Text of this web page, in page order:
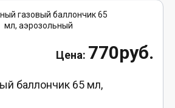
770руб.
баллончик 65 мл,